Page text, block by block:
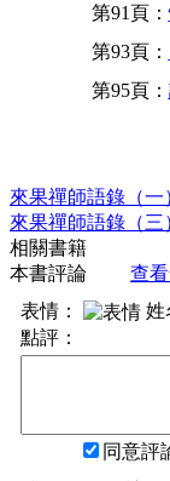
第91頁：
第93頁：
第95頁：
來果禪師語錄（
來果禪師語錄（
相關書籍
本書評論
查
表情：
姓
點評：
同意評